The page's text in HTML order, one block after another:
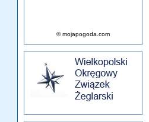
© mojapogoda.com